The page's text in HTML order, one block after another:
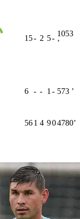
15- 2 5-
1053
ʼ
6 - - 1 - 573 ʼ
561 4 904780ʼ